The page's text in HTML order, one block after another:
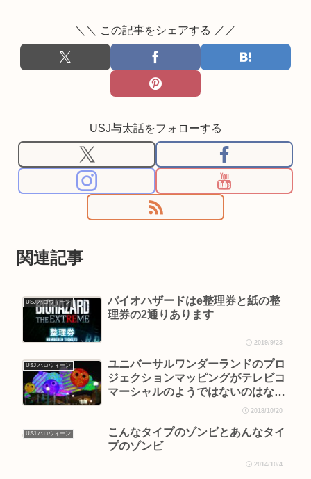
＼＼ この記事をシェアする ／／
USJ与太話をフォローする
関連記事
USJ ハロウィーン
バイオハザードはe整理券と紙の整
理券の2通りあります
2019/9/23
USJ ハロウィーン
ユニバーサルワンダーランドのプロ
ジェクションマッピングがテレビコ
マーシャルのようではないのはなぜ
2018/10/20
USJ ハロウィーン
こんなタイプのゾンビとあんなタイ
プのゾンビ
2014/10/4